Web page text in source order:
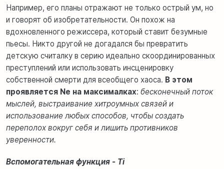
Например, его планы отражают не только острый ум, но
и говорят об изобретательности. Он похож на
вдохновленного режиссера, который ставит безумные
пьесы. Никто другой не догадался бы превратить
детскую считалку в серию идеально скоординированных
преступлений или использовать инсценировку
собственной смерти для всеобщего хаоса. В этом
проявляется Ne на максималках: бесконечный поток
мыслей, выстраивание хитроумных связей и
использование любых способов, чтобы создать
переполох вокруг себя и лишить противников
уверенности.
Вспомогательная функция - Ti